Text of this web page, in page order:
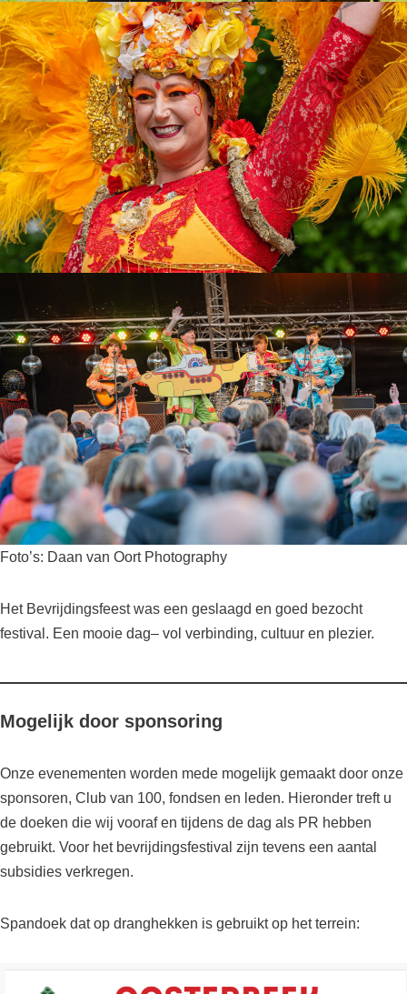
Foto’s: Daan van Oort Photography
Het Bevrijdingsfeest was een geslaagd en goed bezocht
festival. Een mooie dag– vol verbinding, cultuur en plezier.
Mogelijk door sponsoring
Onze evenementen worden mede mogelijk gemaakt door onze
sponsoren, Club van 100, fondsen en leden. Hieronder treft u
de doeken die wij vooraf en tijdens de dag als PR hebben
gebruikt. Voor het bevrijdingsfestival zijn tevens een aantal
subsidies verkregen.
Spandoek dat op dranghekken is gebruikt op het terrein: